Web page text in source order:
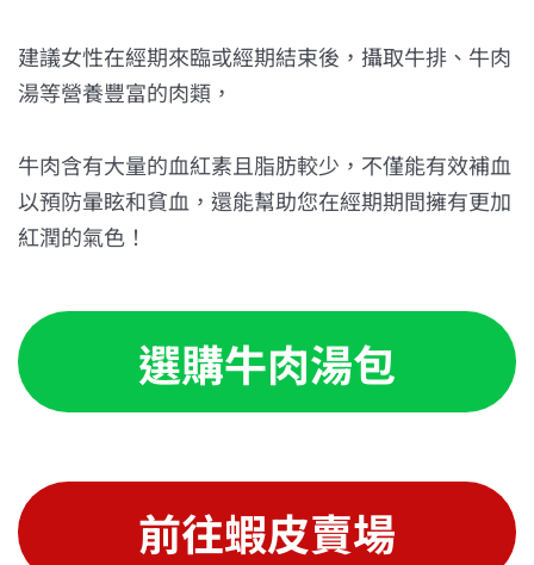
建議女性在經期來臨或經期結束後，攝取牛排、牛肉
湯等營養豐富的肉類，
牛肉含有大量的血紅素且脂肪較少，不僅能有效補血
以預防暈眩和貧血，還能幫助您在經期期間擁有更加
紅潤的氣色！
選購牛肉湯包
前往蝦皮賣場